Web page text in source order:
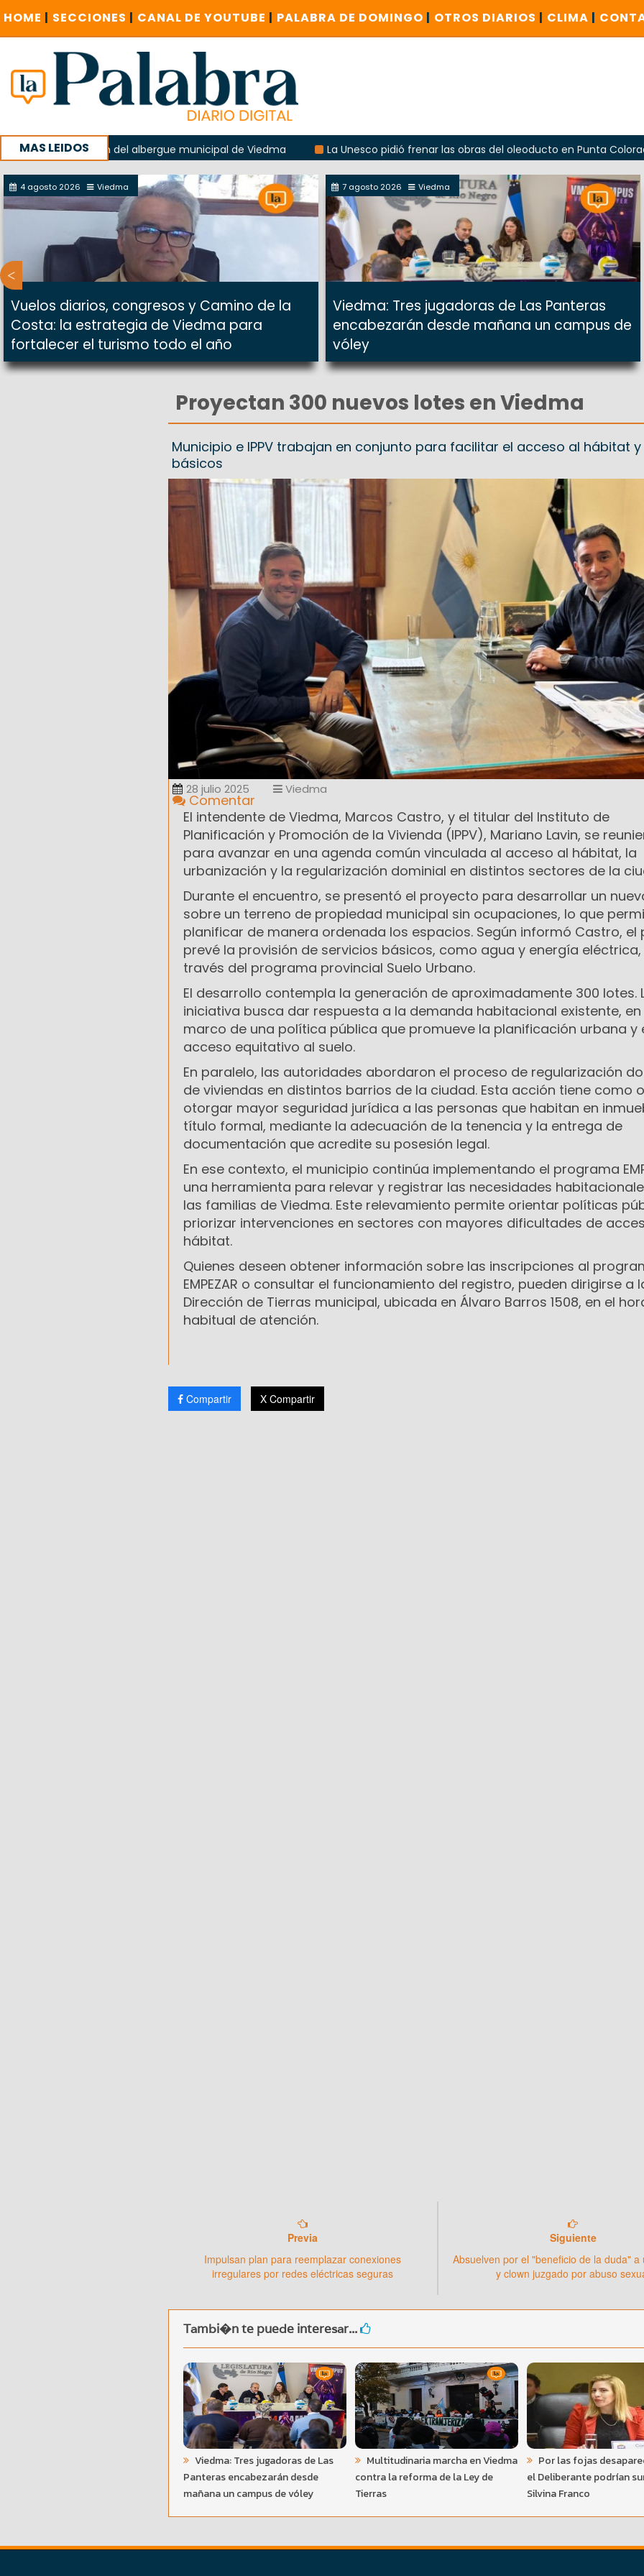
HOME | SECCIONES | CANAL DE YOUTUBE | PALABRA DE DOMINGO | OTROS DIARIOS | CLIMA |
MAS LEIDOS
explosión del albergue municipal de Viedma
La Unesco pidió frenar las obras del oleoducto en Punta Colorada
con un encuentro provincial en Roca
4 agosto 2026 Viedma
Vuelos diarios, congresos y Camino de la
Costa: la estrategia de Viedma para
fortalecer el turismo todo el año
7 agosto 2026 Viedma
Viedma: Tres jugadoras de Las Panteras
encabezarán desde mañana un campus de
vóley
Proyectan 300 nuevos lotes en Viedma
Municipio e IPPV trabajan en conjunto para facilitar el acceso al hábitat
básicos
28 julio 2025 Viedma
Comentar
El intendente de Viedma, Marcos Castro, y el titular del Instituto de
Planificación y Promoción de la Vivienda (IPPV), Mariano Lavin, se
para avanzar en una agenda común vinculada al acceso al hábitat, la
urbanización y la regularización dominial en distintos sectores de la
Durante el encuentro, se presentó el proyecto para desarrollar un
sobre un terreno de propiedad municipal sin ocupaciones, lo que
planificar de manera ordenada los espacios. Según informó Castro, el
prevé la provisión de servicios básicos, como agua y energía
través del programa provincial Suelo Urbano.
El desarrollo contempla la generación de aproximadamente 300 lotes.
iniciativa busca dar respuesta a la demanda habitacional existente, en
marco de una política pública que promueve la planificación urbana y
acceso equitativo al suelo.
En paralelo, las autoridades abordaron el proceso de regularización
de viviendas en distintos barrios de la ciudad. Esta acción tiene como
otorgar mayor seguridad jurídica a las personas que habitan en
título formal, mediante la adecuación de la tenencia y la entrega de
documentación que acredite su posesión legal.
En ese contexto, el municipio continúa implementando el programa
una herramienta para relevar y registrar las necesidades
las familias de Viedma. Este relevamiento permite orientar políticas
priorizar intervenciones en sectores con mayores dificultades de
hábitat.
Quienes deseen obtener información sobre las inscripciones al
EMPEZAR o consultar el funcionamiento del registro, pueden dirigirse a
Dirección de Tierras municipal, ubicada en Álvaro Barros 1508, en el
habitual de atención.
Compartir X Compartir
Previa
Impulsan plan para reemplazar conexiones
irregulares por redes eléctricas seguras
Siguiente
Absuelven por el "beneficio de la duda" a
y clown juzgado por abuso
Tambi�n te puede interesar...
Viedma: Tres jugadoras de Las
Panteras encabezarán desde
mañana un campus de vóley
Multitudinaria marcha en Viedma
contra la reforma de la Ley de
Tierras
Por las fojas
el Deliberante podrían
Silvina Franco